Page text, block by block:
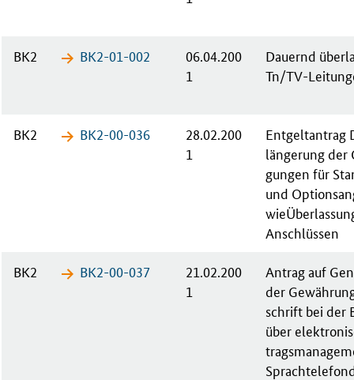
BK2 BK2-01-​002
06.04.200
1
Dau­ernd
Tn/TV-
BK2 BK2-00-​036
28.02.200
1
Ent­gelt­an­trag
län­ge­rung
gun­gen für
und
An­schlüs­sen
BK2 BK2-00-​037
21.02.200
1
An­trag auf
der
schrift bei der
über